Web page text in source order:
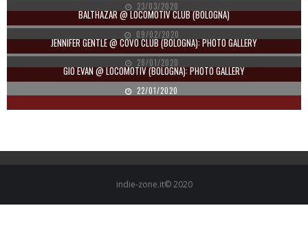
23/03/2020
BALTHAZAR @ LOCOMOTIV CLUB (BOLOGNA)
09/02/2020
JENNIFER GENTLE @ COVO CLUB (BOLOGNA): PHOTO GALLERY
28/01/2020
GIO EVAN @ LOCOMOTIV (BOLOGNA): PHOTO GALLERY
22/01/2020
indie-zone.it© 2020